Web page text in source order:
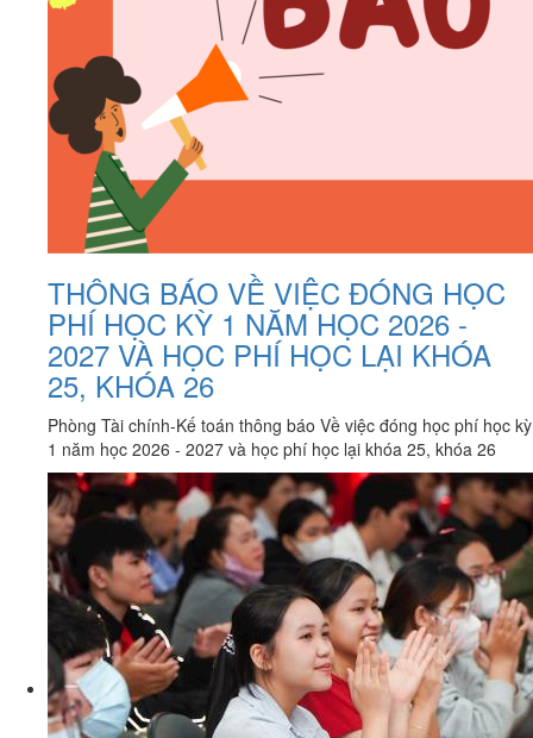
THÔNG BÁO VỀ VIỆC ĐÓNG HỌC
PHÍ HỌC KỲ 1 NĂM HỌC 2026 -
2027 VÀ HỌC PHÍ HỌC LẠI KHÓA
25, KHÓA 26
Phòng Tài chính-Kế toán thông báo Về việc đóng học phí học kỳ
1 năm học 2026 - 2027 và học phí học lại khóa 25, khóa 26